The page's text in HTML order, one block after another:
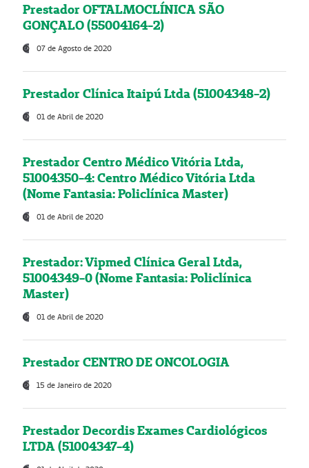
Prestador OFTALMOCLÍNICA SÃO
GONÇALO (55004164-2)
07 de Agosto de 2020
Prestador Clínica Itaipú Ltda (51004348-2)
01 de Abril de 2020
Prestador Centro Médico Vitória Ltda,
51004350-4: Centro Médico Vitória Ltda
(Nome Fantasia: Policlínica Master)
01 de Abril de 2020
Prestador: Vipmed Clínica Geral Ltda,
51004349-0 (Nome Fantasia: Policlínica
Master)
01 de Abril de 2020
Prestador CENTRO DE ONCOLOGIA
15 de Janeiro de 2020
Prestador Decordis Exames Cardiológicos
LTDA (51004347-4)